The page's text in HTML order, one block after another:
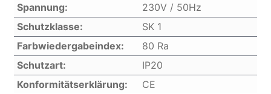
Spannung:
230V / 50Hz
Schutzklasse:
SK 1
Farbwiedergabeindex:
80 Ra
Schutzart:
IP20
Konformitätserklärung:
CE